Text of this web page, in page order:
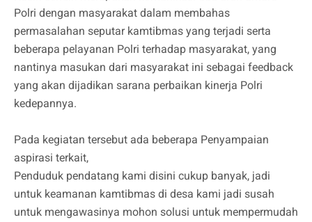
Polri dengan masyarakat dalam membahas
permasalahan seputar kamtibmas yang terjadi serta
beberapa pelayanan Polri terhadap masyarakat, yang
nantinya masukan dari masyarakat ini sebagai feedback
yang akan dijadikan sarana perbaikan kinerja Polri
kedepannya.
Pada kegiatan tersebut ada beberapa Penyampaian
aspirasi terkait,
Penduduk pendatang kami disini cukup banyak, jadi
untuk keamanan kamtibmas di desa kami jadi susah
untuk mengawasinya mohon solusi untuk mempermudah